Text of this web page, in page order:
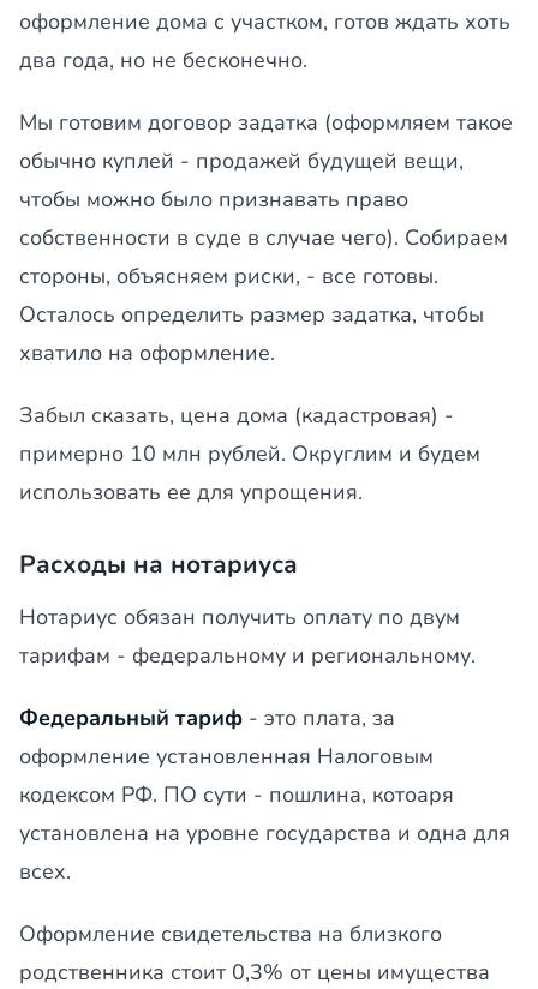
оформление дома с участком, готов ждать хоть
два года, но не бесконечно.
Мы готовим договор задатка (оформляем такое
обычно куплей - продажей будущей вещи,
чтобы можно было признавать право
собственности в суде в случае чего). Собираем
стороны, объясняем риски, - все готовы.
Осталось определить размер задатка, чтобы
хватило на оформление.
Забыл сказать, цена дома (кадастровая) -
примерно 10 млн рублей. Округлим и будем
использовать ее для упрощения.
Расходы на нотариуса
Нотариус обязан получить оплату по двум
тарифам - федеральному и региональному.
Федеральный тариф - это плата, за
оформление установленная Налоговым
кодексом РФ. ПО сути - пошлина, котоаря
установлена на уровне государства и одна для
всех.
Оформление свидетельства на близкого
родственника стоит 0,3% от цены имущества